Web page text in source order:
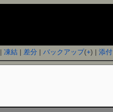
|凍結 | 差分 |バックアップ(+) |添付